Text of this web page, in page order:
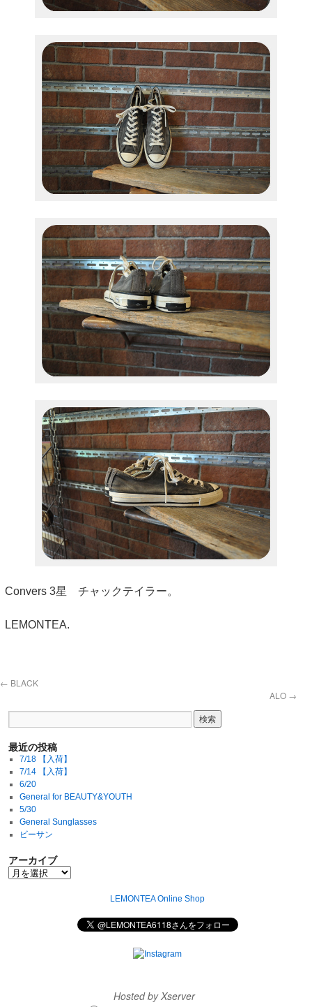
Convers 3星 チャックテイラー。
LEMONTEA.
← BLACK
ALO →
最近の投稿
7/18 【入荷】
7/14 【入荷】
6/20
General for BEAUTY&YOUTH
5/30
General Sunglasses
ビーサン
アーカイブ
LEMONTEA Online Shop
Hosted by Xserver